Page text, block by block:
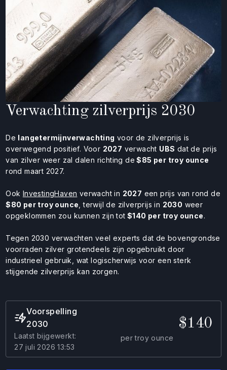
Verwachting zilverprijs 2030
De langetermijnverwachting voor de zilverprijs is
overwegend positief. Voor 2027 verwacht UBS dat de prijs
van zilver weer zal dalen richting de $85 per troy ounce
rond maart 2027.
Ook InvestingHaven verwacht in 2027 een prijs van rond de
$80 per troy ounce , terwijl de zilverprijs in 2030 weer
opgeklommen zou kunnen zijn tot $140 per troy ounce.
Tegen 2030 verwachten veel experts dat de bovengrondse
voorraden zilver grotendeels zijn opgebruikt door
industrieel gebruik, wat logischerwijs voor een sterk
stijgende zilverprijs kan zorgen.
Voorspelling
2030
Laatst bijgewerkt:
27 juli 2026 13:53
$140
per troy ounce